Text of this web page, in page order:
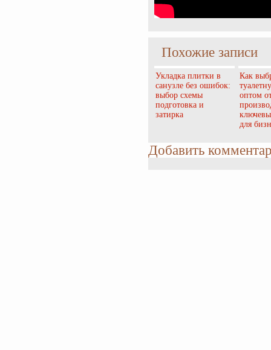
Похожие записи
Укладка плитки в
санузле без ошибок:
выбор схемы
подготовка и
затирка
Как
оптом
для
Добавить